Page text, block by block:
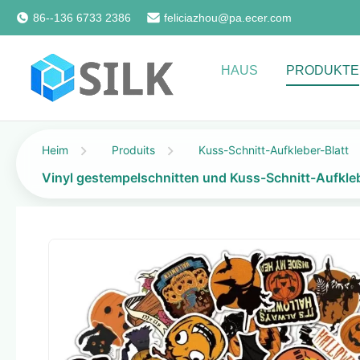
86--136 6733 2386 feliciazhou@pa.ecer.com
HAUS PRODUKTE
Heim Produits Kuss-Schnitt-Aufkleber-Blatt
Vinyl gestempelschnitten und Kuss-Schnitt-